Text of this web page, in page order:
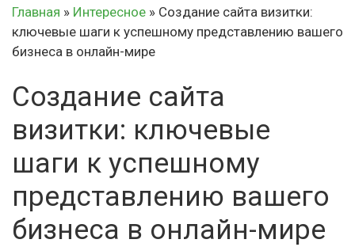
Главная » Интересное » Создание сайта визитки:
ключевые шаги к успешному представлению вашего
бизнеса в онлайн-мире
Создание сайта
визитки: ключевые
шаги к успешному
представлению вашего
бизнеса в онлайн-мире